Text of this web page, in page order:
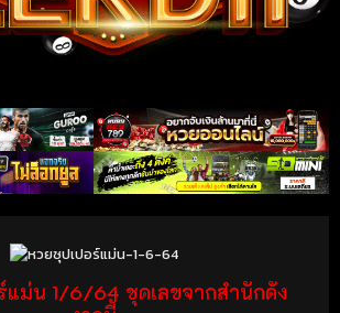
แม่น 1/6/64 ชุดเลขจากสำนักดัง